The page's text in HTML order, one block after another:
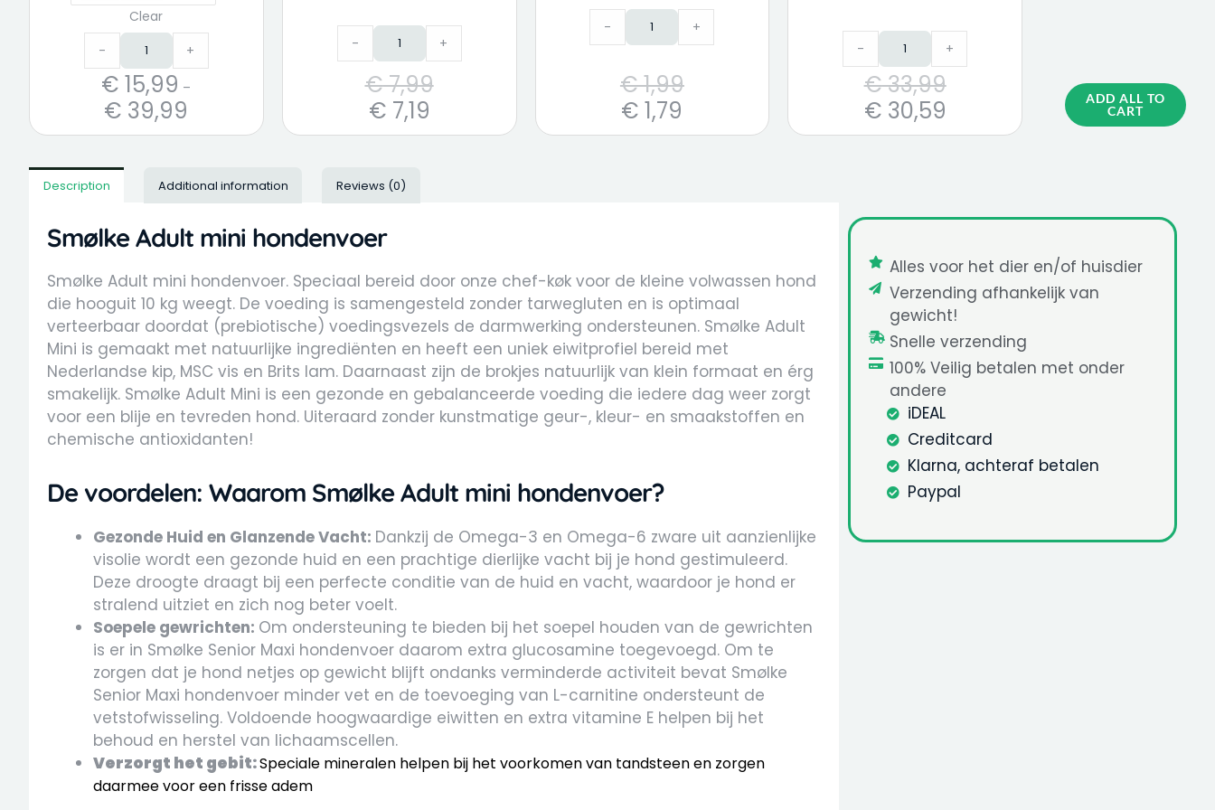
Clear
-
+
€ 15,99 –
€ 39,99
- +
€7,99
€ 7,19
- +
€1,99
€ 1,79
- +
€33,99
€ 30,59
ADD ALL TO
CART
Description Additional information Reviews (0)
Smølke Adult mini hondenvoer
Smølke Adult mini hondenvoer. Speciaal bereid door onze chef-køk voor de kleine volwassen hond
die hooguit 10 kg weegt. De voeding is samengesteld zonder tarwegluten en is optimaal
verteerbaar doordat (prebiotische) voedingsvezels de darmwerking ondersteunen. Smølke Adult
Mini is gemaakt met natuurlijke ingrediënten en heeft een uniek eiwitprofiel bereid met
Nederlandse kip, MSC vis en Brits lam. Daarnaast zijn de brokjes natuurlijk van klein formaat en érg
smakelijk. Smølke Adult Mini is een gezonde en gebalanceerde voeding die iedere dag weer zorgt
voor een blije en tevreden hond. Uiteraard zonder kunstmatige geur-, kleur- en smaakstoffen en
chemische antioxidanten!
De voordelen: Waarom Smølke Adult mini hondenvoer?
Gezonde Huid en Glanzende Vacht: Dankzij de Omega-3 en Omega-6 zware uit aanzienlijke
visolie wordt een gezonde huid en een prachtige dierlijke vacht bij je hond gestimuleerd.
Deze droogte draagt ​​bij een perfecte conditie van de huid en vacht, waardoor je hond er
stralend uitziet en zich nog beter voelt.
Soepele gewrichten: Om ondersteuning te bieden bij het soepel houden van de gewrichten
is er in Smølke Senior Maxi hondenvoer daarom extra glucosamine toegevoegd. Om te
zorgen dat je hond netjes op gewicht blijft ondanks verminderde activiteit bevat Smølke
Senior Maxi hondenvoer minder vet en de toevoeging van L-carnitine ondersteunt de
vetstofwisseling. Voldoende hoogwaardige eiwitten en extra vitamine E helpen bij het
behoud en herstel van lichaamscellen.
Verzorgt het gebit:Speciale mineralen helpen bij het voorkomen van tandsteen en zorgen
daarmee voor een frisse adem
Alles voor het dier en/of huisdier
Verzending afhankelijk van
gewicht!
Snelle verzending
100% Veilig betalen met onder
andere
iDEAL
Creditcard
Klarna, achteraf betalen
Paypal